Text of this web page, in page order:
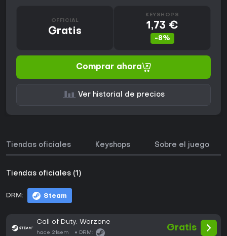
OFFICIAL
Gratis
KEYSHOPS
1,73 €
-8%
Comprar ahora
Ver historial de precios
Tiendas oficiales Keyshops Sobre el juego
Tiendas oficiales (1)
DRM: Steam
Call of Duty: Warzone
hace 21sem DRM:
Gratis